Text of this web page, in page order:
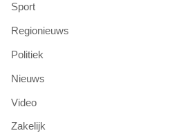
Sport
Regionieuws
Politiek
Nieuws
Video
Zakelijk